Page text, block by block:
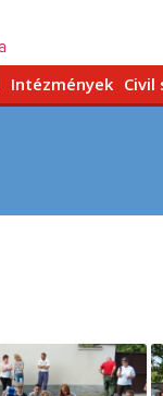
Intézmények Civil